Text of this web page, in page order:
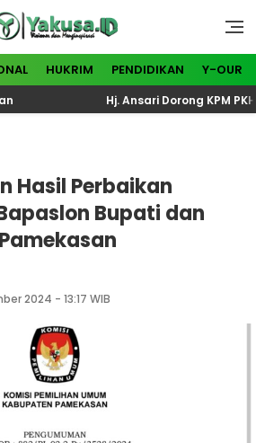
Yakusa
dan Menginspirasi
HUKRIM PENDIDIKAN Y-OUR
Hj. Ansari Dorong KPM PKH
Hasil Perbaikan
Bupati dan
2024 - 13:17 WIB